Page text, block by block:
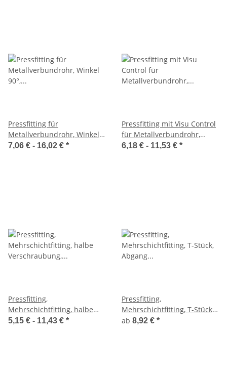
Pressfitting für
Metallverbundrohr, Winkel
90°, IG, 16-32mm, 1/2-1"
7,06 € - 16,02 € *
Pressfitting mit Visu Control
für Metallverbundrohr,
Winkel 90°, I/I, 16-32mm
6,18 € - 11,53 € *
Pressfitting,
Mehrschichtfitting, halbe
Verschraubung,
5,15 € - 11,43 € *
Pressfitting,
Mehrschichtfitting, T-Stück,
Abgang AG, 16-32mm,
ab 8,92 € *